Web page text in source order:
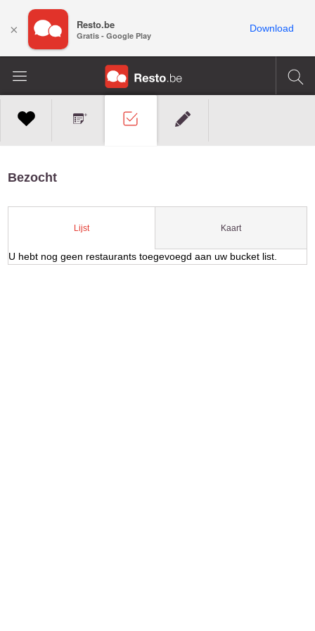
Bezocht
Lijst Kaart
U hebt nog geen restaurants toegevoegd aan uw bucket list.
× Resto.be
Gratis - Google Play
Download